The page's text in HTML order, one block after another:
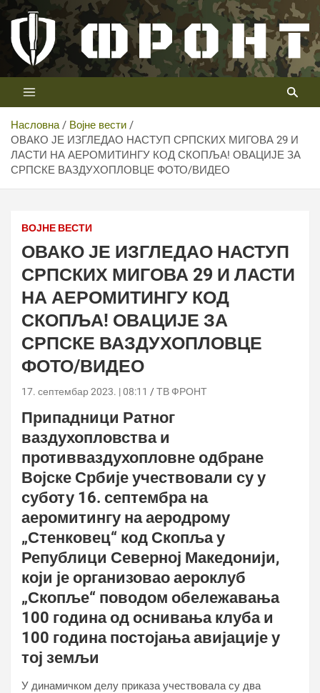
Скип
цонтент
Телевизија ФРОНТ
Први војни канал у Србији
Насловна
Војне вести
ОВАКО ЈЕ ИЗГЛЕДАО НАСТУП СРПСКИХ МИГОВА 29 И
ЛАСТИ НА АЕРОМИТИНГУ КОД СКОПЉА! ОВАЦИЈЕ ЗА
СРПСКЕ ВАЗДУХОПЛОВЦЕ ФОТО/ВИДЕО
ВОЈНЕ ВЕСТИ
ОВАКО ЈЕ ИЗГЛЕДАО НАСТУП
СРПСКИХ МИГОВА 29 И ЛАСТИ
НА АЕРОМИТИНГУ КОД
СКОПЉА! ОВАЦИЈЕ ЗА
СРПСКЕ ВАЗДУХОПЛОВЦЕ
ФОТО/ВИДЕО
17. септембар 2023. | 08:11 ТВ ФРОНТ
Припадници Ратног
ваздухопловства и
противваздухопловне одбране
Војске Србије учествовали су у
суботу 16. септембра на
аеромитингу на аеродрому
„Стенковец“ код Скопља у
Републици Северној Македонији,
који је организовао аероклуб
„Скопље“ поводом обележавања
100 година од оснивања клуба и
100 година постојања авијације у
тој земљи
У динамичком делу приказа учествовала су два